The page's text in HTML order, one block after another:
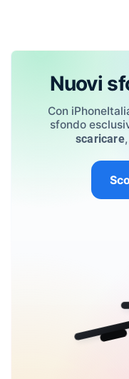
Nuovi
Con
sfondo
scaricare